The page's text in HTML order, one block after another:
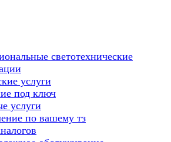
светотехнические
услуги
под ключ
услуги
по вашему тз